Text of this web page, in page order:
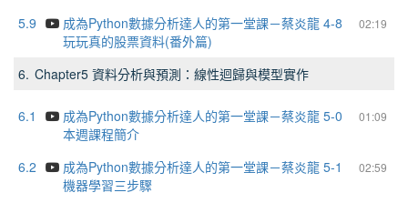
5.9
02:19
成為Python數據分析達人的第一堂課－蔡炎龍 4-8
玩玩真的股票資料(番外篇)
6. Chapter5 資料分析與預測：線性迴歸與模型實作
6.1 01:09
成為Python數據分析達人的第一堂課－蔡炎龍 5-0
本週課程簡介
6.2
02:59
成為Python數據分析達人的第一堂課－蔡炎龍 5-1
機器學習三步驟